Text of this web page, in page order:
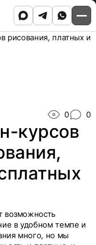
для коммерческого
рисования, платных и
0 0
курсов
возможность
в удобном темпе и
много, но мы